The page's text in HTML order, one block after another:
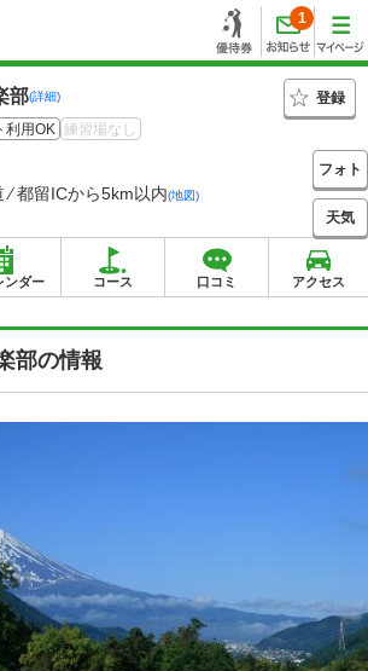
1
部(詳細)
登録
利用OK 練習場なし
⁄ 都留ICから5km以内(地図)
フォト
天気
ンダー コース 口コミ アクセス
部の情報